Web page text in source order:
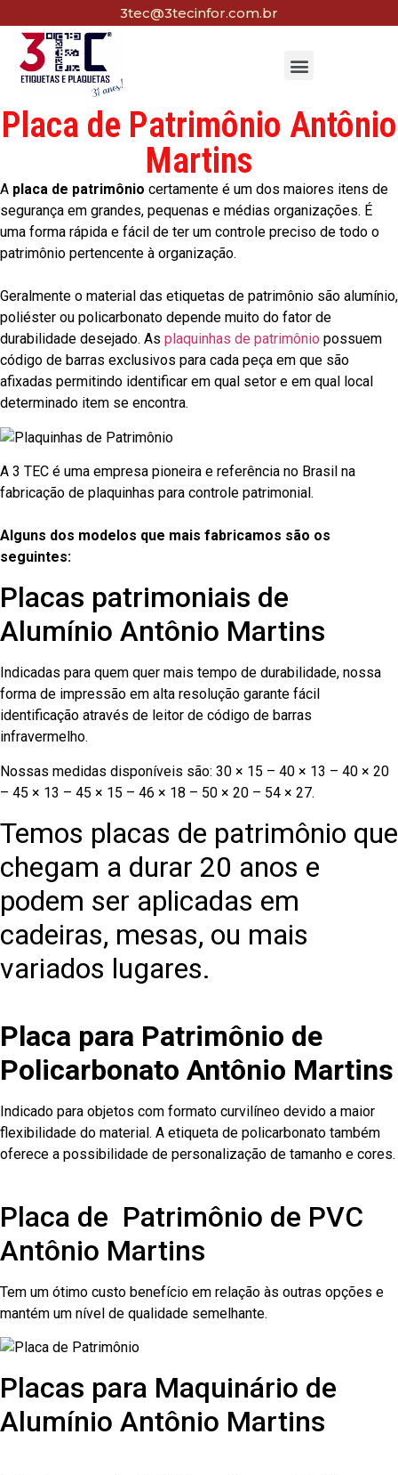
3tec@3tecinfor.com.br
Placa de Patrimônio Antônio
Martins
A placa de patrimônio certamente é um dos maiores itens de
segurança em grandes, pequenas e médias organizações. É
uma forma rápida e fácil de ter um controle preciso de todo o
patrimônio pertencente à organização.
Geralmente o material das etiquetas de patrimônio são alumínio,
poliéster ou policarbonato depende muito do fator de
durabilidade desejado. As plaquinhas de patrimônio possuem
código de barras exclusivos para cada peça em que são
afixadas permitindo identificar em qual setor e em qual local
determinado item se encontra.
A 3 TEC é uma empresa pioneira e referência no Brasil na
fabricação de plaquinhas para controle patrimonial.
Alguns dos modelos que mais fabricamos são os
seguintes:
Placas patrimoniais de
Alumínio Antônio Martins
Indicadas para quem quer mais tempo de durabilidade, nossa
forma de impressão em alta resolução garante fácil
identificação através de leitor de código de barras
infravermelho.
Nossas medidas disponíveis são: 30 × 15 – 40 × 13 – 40 × 20
– 45 × 13 – 45 × 15 – 46 × 18 – 50 × 20 – 54 × 27.
Temos placas de patrimônio que
chegam a durar 20 anos e
podem ser aplicadas em
cadeiras, mesas, ou mais
variados lugares.
Placa para Patrimônio de
Policarbonato Antônio Martins
Indicado para objetos com formato curvilíneo devido a maior
flexibilidade do material. A etiqueta de policarbonato também
oferece a possibilidade de personalização de tamanho e cores.
Placa de Patrimônio de PVC
Antônio Martins
Tem um ótimo custo benefício em relação às outras opções e
mantém um nível de qualidade semelhante.
Placas para Maquinário de
Alumínio Antônio Martins